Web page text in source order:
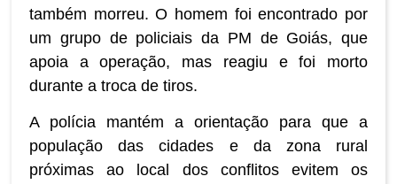
também morreu. O homem foi encontrado por
um grupo de policiais da PM de Goiás, que
apoia a operação, mas reagiu e foi morto
durante a troca de tiros.
A polícia mantém a orientação para que a
população das cidades e da zona rural
próximas ao local dos conflitos evitem os